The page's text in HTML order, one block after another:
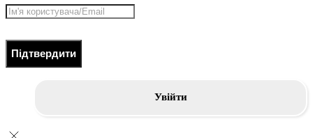
Підтвердити
Увійти